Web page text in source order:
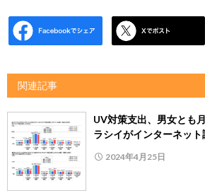
関連記事
UV対策支出、男女とも
ラシイがインターネット
2024年4月25日